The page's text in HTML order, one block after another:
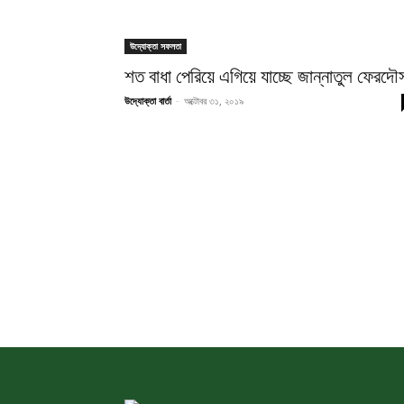
উদ্যোক্তা সফলতা
শত বাধা পেরিয়ে এগিয়ে যাচ্ছে জান্নাতুল
উদ্যোক্তা বার্তা - অক্টোবর ৩১, ২০১৯